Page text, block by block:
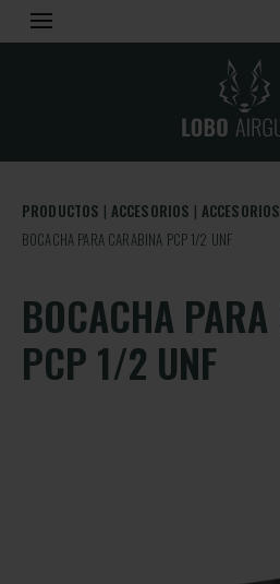
PRODUCTOS ACCESORIOS
BOCACHA PARA CARABINA PCP 1/2 UNF
BOCACHA
PCP 1/2 UNF